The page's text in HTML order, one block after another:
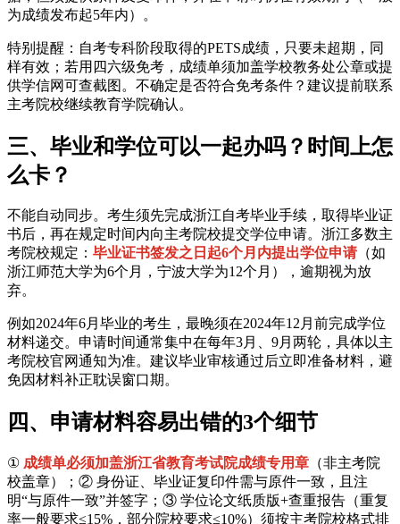
为成绩发布起5年内）。
特别提醒：自考专科阶段取得的PETS成绩，只要未超期，同
样有效；若用四六级免考，成绩单须加盖学校教务处公章或提
供学信网可查截图。不确定是否符合免考条件？建议提前联系
主考院校继续教育学院确认。
三、毕业和学位可以一起办吗？时间上怎
么卡？
不能自动同步。考生须先完成浙江自考毕业手续，取得毕业证
书后，再在规定时间内向主考院校提交学位申请。浙江多数主
考院校规定： 毕业证书签发之日起6个月内提出学位申请（如
浙江师范大学为6个月，宁波大学为12个月），逾期视为放
弃。
例如2024年6月毕业的考生，最晚须在2024年12月前完成学位
材料递交。申请时间通常集中在每年3月、9月两轮，具体以主
考院校官网通知为准。建议毕业审核通过后立即准备材料，避
免因材料补正耽误窗口期。
四、申请材料容易出错的3个细节
① 成绩单必须加盖浙江省教育考试院成绩专用章 （非主考院
校盖章）；② 身份证、毕业证复印件需与原件一致，且注
明“与原件一致”并签字；③ 学位论文纸质版+查重报告（重复
率一般要求≤15%，部分院校要求≤10%）须按主考院校格式排